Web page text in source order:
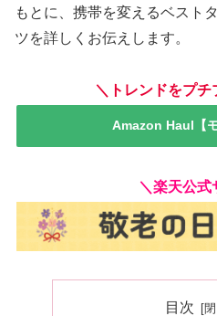
もとに、携帯を変えるベスト
ツを詳しくお伝えします。
＼トレンドをプチ
Amazon Haul【
＼楽天公式
目次